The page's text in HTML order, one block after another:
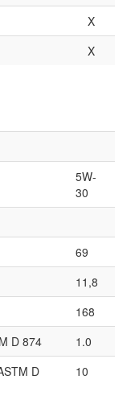
X
X
5W-
30
69
11,8
168
D 874
1.0
D
10